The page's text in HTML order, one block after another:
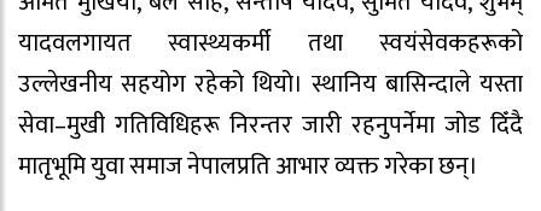
यादवलगायत स्वास्थ्यकर्मी तथा स्वयंसेवकहरूको
उल्लेखनीय सहयोग रहेको थियो। स्थानिय बासिन्दाले यस्ता
सेवा–मुखी गतिविधिहरू निरन्तर जारी रहनुपर्नेमा जोड दिँदै
मातृभूमि युवा समाज नेपालप्रति आभार व्यक्त गरेका छन्।